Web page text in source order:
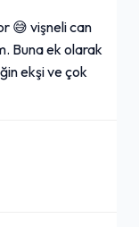
😅 vişneli can
Buna ek olarak
ekşi ve çok